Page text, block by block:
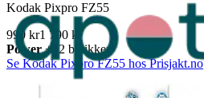
Kodak Pixpro FZ55
990 kr1 790 kr
Power+12 butikker
Se Kodak Pixpro FZ55 hos Prisjakt.no